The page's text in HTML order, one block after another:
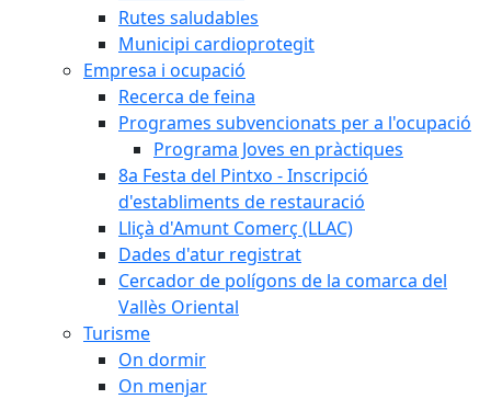
Rutes saludables
Municipi cardioprotegit
Empresa i ocupació
Recerca de feina
Programes subvencionats per a l'ocupació
Programa Joves en pràctiques
8a Festa del Pintxo - Inscripció
d'establiments de restauració
Lliçà d'Amunt Comerç (LLAC)
Dades d'atur registrat
Cercador de polígons de la comarca del
Vallès Oriental
Turisme
On dormir
On menjar